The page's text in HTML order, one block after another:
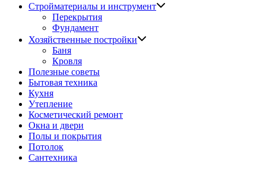
Стройматериалы и инструмент
Перекрытия
Фундамент
Хозяйственные постройки
Баня
Кровля
Полезные советы
Бытовая техника
Кухня
Утепление
Косметический ремонт
Окна и двери
Полы и покрытия
Потолок
Сантехника